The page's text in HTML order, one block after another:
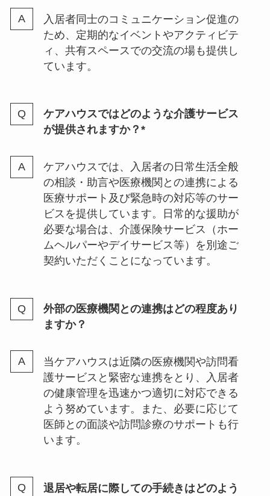
入居者同士のコミュニケーション促進の
ため、定期的なイベントやアクティビテ
ィ、共有スペースでの交流の場も提供し
ています。
ケアハウスではどのような介護サービス
が提供されますか？*
ケアハウスでは、入居者の日常生活全般
の相談・助言や医療機関との連携による
医療サポート及び緊急時の対応等のサー
ビスを提供しています。日常的な援助が
必要な場合は、介護保険サービス（ホー
ムヘルパーやデイサービス等）を別途ご
契約いただくことになっています。
外部の医療機関との連携はどの程度あり
ますか？
当ケアハウスは近隣の医療機関や訪問看
護サービスと緊密な連携をとり、入居者
の健康管理を迅速かつ適切に対応できる
よう努めています。また、必要に応じて
医師との面談や訪問診療のサポートも行
います。
退居や転居に際しての手続きはどのよう